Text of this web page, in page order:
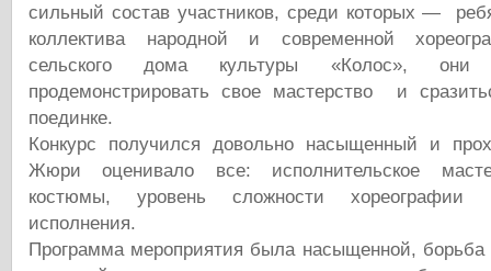
сильный состав участников, среди которых —
коллектива народной и современной
сельского дома культуры «Колос», они
продемонстрировать свое мастерство и
поединке.
Конкурс получился довольно насыщенный и
Жюри оценивало все: исполнительское
костюмы, уровень сложности хореографии
исполнения.
Программа мероприятия была насыщенной, борьба